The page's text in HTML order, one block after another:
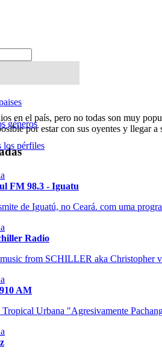
géneros
los pérfiles
en el país, pero no todas son muy
por estar con sus oyentes y llegar
FM 98.3 - Iguatu
de Iguatú, no Ceará. com uma
Radio
from SCHILLER aka Christopher
AM
Tropical Urbana "Agresivamente